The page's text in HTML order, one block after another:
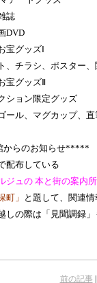
誌
DVD
宝グッズⅠ
、チラシ、ポスター
宝グッズⅡ
ション限定グッズ
ル、マグカップ、直
らのお知らせ*****
配布している
ジュの 本と街の案内所
町」
と題して、関連情
しの際は「見聞調録」
前の記事